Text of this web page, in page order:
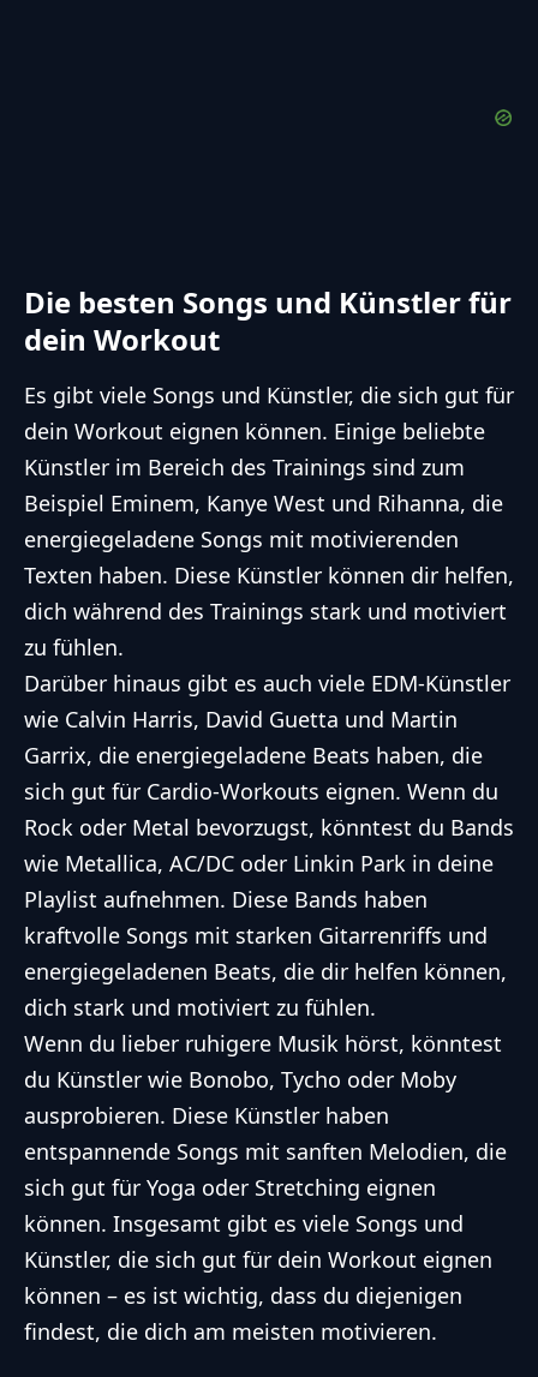
Die besten Songs und Künstler für
dein Workout
Es gibt viele Songs und Künstler, die sich gut für
dein Workout eignen können. Einige beliebte
Künstler im Bereich des Trainings sind zum
Beispiel Eminem, Kanye West und Rihanna, die
energiegeladene Songs mit motivierenden
Texten haben. Diese Künstler können dir helfen,
dich während des Trainings stark und motiviert
zu fühlen.
Darüber hinaus gibt es auch viele EDM-Künstler
wie Calvin Harris, David Guetta und Martin
Garrix, die energiegeladene Beats haben, die
sich gut für Cardio-Workouts eignen. Wenn du
Rock oder Metal bevorzugst, könntest du Bands
wie Metallica, AC/DC oder Linkin Park in deine
Playlist aufnehmen. Diese Bands haben
kraftvolle Songs mit starken Gitarrenriffs und
energiegeladenen Beats, die dir helfen können,
dich stark und motiviert zu fühlen.
Wenn du lieber ruhigere Musik hörst, könntest
du Künstler wie Bonobo, Tycho oder Moby
ausprobieren. Diese Künstler haben
entspannende Songs mit sanften Melodien, die
sich gut für Yoga oder Stretching eignen
können. Insgesamt gibt es viele Songs und
Künstler, die sich gut für dein Workout eignen
können – es ist wichtig, dass du diejenigen
findest, die dich am meisten motivieren.